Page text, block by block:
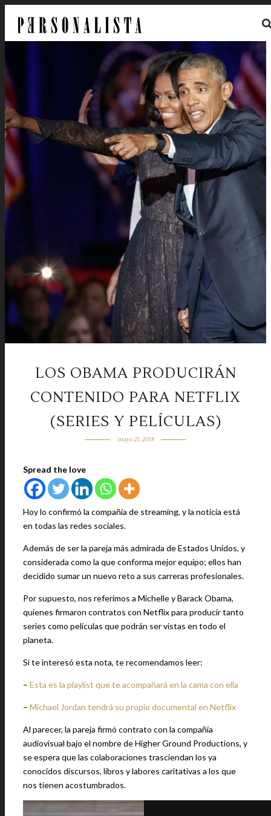
LOS OBAMA PRODUCIRÁN
CONTENIDO PARA NETFLIX
(SERIES Y PELÍCULAS)
mayo 21, 2018
Spread the love
Hoy lo confirmó la compañía de streaming, y la noticia está
en todas las redes sociales.
Además de ser la pareja más admirada de Estados Unidos, y
considerada como la que conforma mejor equipo; ellos han
decidido sumar un nuevo reto a sus carreras profesionales.
Por supuesto, nos referimos a Michelle y Barack Obama,
quienes firmaron contratos con Netflix para producir tanto
series como películas que podrán ser vistas en todo el
planeta.
Si te interesó esta nota, te recomendamos leer:
– Esta es la playlist que te acompañará en la cama con ella
– Michael Jordan tendrá su propio documental en Netflix
Al parecer, la pareja firmó contrato con la compañía
audiovisual bajo el nombre de Higher Ground Productions, y
se espera que las colaboraciones trasciendan los ya
conocidos discursos, libros y labores caritativas a los que
nos tienen acostumbrados.